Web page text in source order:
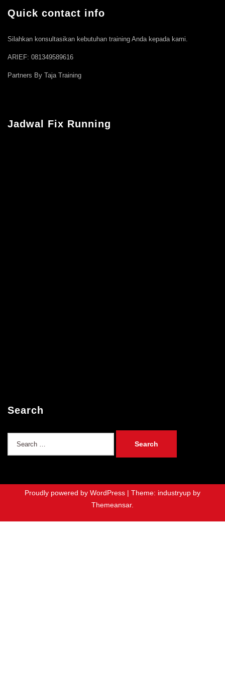
Quick contact info
Silahkan konsultasikan kebutuhan training Anda kepada kami.
ARIEF: 081349589616
Partners By Taja Training
Jadwal Fix Running
Search
Proudly powered by WordPress | Theme: industryup by
Themeansar.